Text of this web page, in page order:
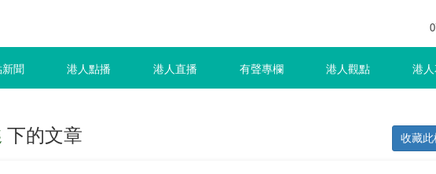
聞 港人點播 港人直播 有聲專欄 港人觀點 港
下的文章 收藏此